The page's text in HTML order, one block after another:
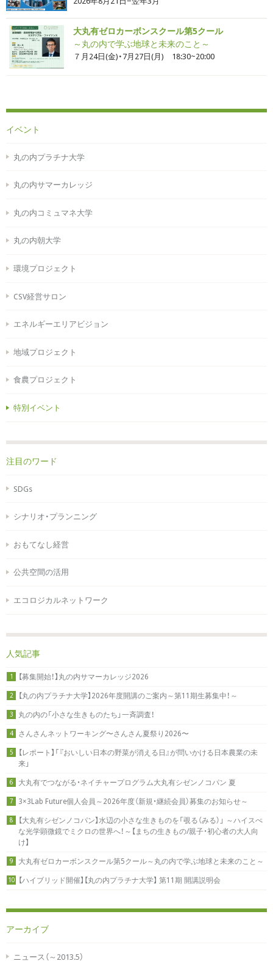
大丸有ゼロカーボンスクール第5クール
～丸の内で学ぶ地球と未来のこと～
７月24日(金)・7月27日(月) 18:30~20:00
イベント
丸の内プラチナ大学
丸の内サマーカレッジ
丸の内コミュマネ大学
丸の内朝大学
環境プロジェクト
CSV経営サロン
エネルギーエリアビジョン
地域プロジェクト
食農プロジェクト
特別イベント
注目のワード
SDGs
シナリオ・プランニング
おもてなし経営
公共空間の活用
エコロジカルネットワーク
人気記事
1 【募集開始！】丸の内サマーカレッジ2026
2 【丸の内プラチナ大学】2026年度開講のご案内～第11期生募集中！～
3 丸の内の「小さな生きものたち」一斉調査！
4 さんさんネットワーキング〜さんさん夏祭り2026〜
5
【レポート】「『おいしい日本の野菜が消える日』が問いかける日本農業の未
来」
6 大丸有でつながる・ネイチャープログラム大丸有シゼンノコパン 夏
7 3×3Lab Future個人会員～2026年度（新規・継続会員）募集のお知らせ～
8
【大丸有シゼンノコパン】水辺の小さな生きものを「覗る（みる）」 ～ハイスぺ
な光学顕微鏡でミクロの世界へ！～【まちの生きもの/親子・初心者の大人向
け】
9 大丸有ゼロカーボンスクール第5クール～丸の内で学ぶ地球と未来のこと～
10 【ハイブリッド開催】【丸の内プラチナ大学】 第11期 開講説明会
アーカイブ
ニュース（～2013.5）